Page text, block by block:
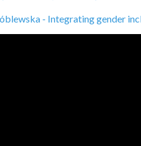
- Integrating gender